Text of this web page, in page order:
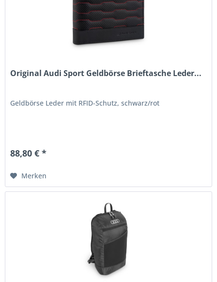
Original Audi Sport Geldbörse Brieftasche Leder...
Geldbörse Leder mit RFID-Schutz, schwarz/rot
88,80 € *
Merken